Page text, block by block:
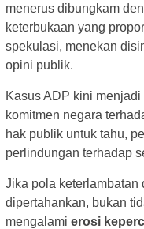
menerus dibungkam
keterbukaan yang
spekulasi, menekan
opini publik.
Kasus ADP kini
komitmen negara
hak publik untuk tahu,
perlindungan terhadap
Jika pola keterlambatan
dipertahankan, bukan
mengalami erosi